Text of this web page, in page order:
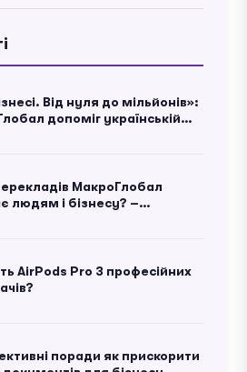
Від нуля до мільйонів»:
допоміг українській
зазвучати у світі
МакроГлобал
людям і бізнесу? –
AirPods Pro 3 професійних
поради як прискорити